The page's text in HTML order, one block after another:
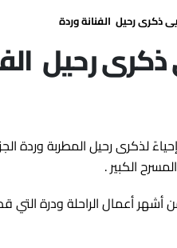
ذكرى رحيل الفنانة وردة
ذكرى رحيل
إحياءً لذكرى رحيل المطربة
أشهر أعمال الراحلة ودرة